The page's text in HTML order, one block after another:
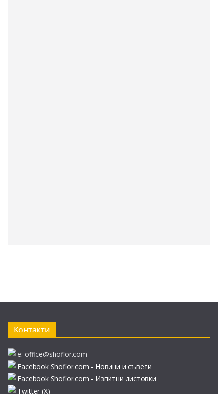
Контакти
e: office@shofior.com
Facebook Shofior.com - Новини и съвети
Facebook Shofior.com - Изпитни листовки
Twitter (Х)